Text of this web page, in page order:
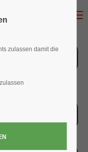
zulassen damit die